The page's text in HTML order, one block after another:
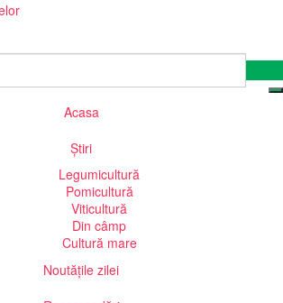
Acasa
Știri
Legumicultură
Pomicultură
Viticultură
Din câmp
Cultură mare
Noutățile zilei